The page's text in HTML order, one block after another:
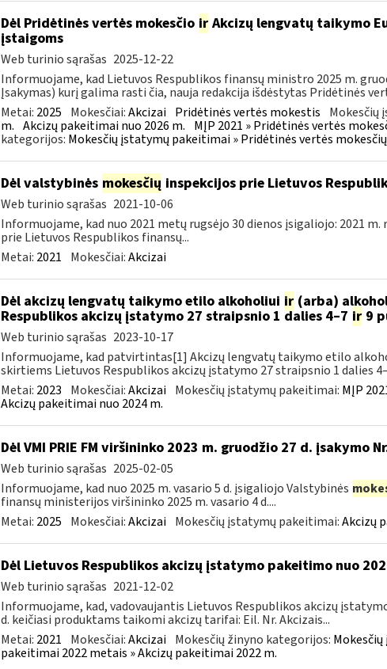
Dėl Pridėtinės vertės mokesčio irAkcizų lengvatų taikymo
įstaigoms
Web turinio sąrašas 2025-12-22
Informuojame, kad Lietuvos Respublikos finansų ministro 2025 m.
Įsakymas) kurį galima rasti čia, nauja redakcija išdėstytas Pridėtinės
Metai: 2025 Mokesčiai:Akcizai Pridėtinės vertės mokestis Mokesčių
m. Akcizų pakeitimai nuo 2026 m. MĮP 2021 » Pridėtinės vertės
kategorijos: Mokesčių įstatymų pakeitimai » Pridėtinės vertės
Dėl valstybinės mokesčių inspekcijos prie Lietuvos
Web turinio sąrašas 2021-10-06
Informuojame, kad nuo 2021 metų rugsėjo 30 dienos įsigaliojo: 2021 m.
prie Lietuvos Respublikos finansų...
Metai: 2021 Mokesčiai:Akcizai
Dėl akcizų lengvatų taikymo etilo alkoholiui ir(arba)
Respublikos akcizų įstatymo 27 straipsnio 1 dalies 4–7 ir9
Web turinio sąrašas 2023-10-17
Informuojame, kad patvirtintas[1] Akcizų lengvatų taikymo etilo
skirtiems Lietuvos Respublikos akcizų įstatymo 27 straipsnio 1 dalies
Metai: 2023 Mokesčiai:Akcizai Mokesčių įstatymų pakeitimai: MĮP
Akcizų pakeitimai nuo 2024 m.
Dėl VMI PRIE FM viršininko 2023 m. gruodžio 27 d. įsakymo
Web turinio sąrašas 2025-02-05
Informuojame, kad nuo 2025 m. vasario 5 d. įsigaliojo Valstybinės
finansų ministerijos viršininko 2025 m. vasario 4 d....
Metai: 2025 Mokesčiai:Akcizai Mokesčių įstatymų pakeitimai:Akcizų
Dėl Lietuvos Respublikos akcizų įstatymo pakeitimo nuo
Web turinio sąrašas 2021-12-02
Informuojame, kad, vadovaujantis Lietuvos Respublikos akcizų
d. keičiasi produktams taikomi akcizų tarifai: Eil. Nr. Akcizais...
Metai: 2021 Mokesčiai:Akcizai Mokesčių žinyno kategorijos:
pakeitimai 2022 metais » Akcizų pakeitimai 2022 m.